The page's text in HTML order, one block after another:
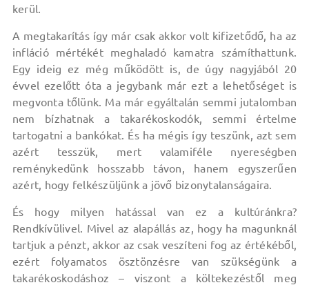
kerül.
A megtakarítás így már csak akkor volt kifizetődő, ha az
infláció mértékét meghaladó kamatra számíthattunk.
Egy ideig ez még működött is, de úgy nagyjából 20
évvel ezelőtt óta a jegybank már ezt a lehetőséget is
megvonta tőlünk. Ma már egyáltalán semmi jutalomban
nem bízhatnak a takarékoskodók, semmi értelme
tartogatni a bankókat. És ha mégis így teszünk, azt sem
azért tesszük, mert valamiféle nyereségben
reménykedünk hosszabb távon, hanem egyszerűen
azért, hogy felkészüljünk a jövő bizonytalanságaira.
És hogy milyen hatással van ez a kultúránkra?
Rendkívülivel. Mivel az alapállás az, hogy ha magunknál
tartjuk a pénzt, akkor az csak veszíteni fog az értékéből,
ezért folyamatos ösztönzésre van szükségünk a
takarékoskodáshoz – viszont a költekezéstől meg